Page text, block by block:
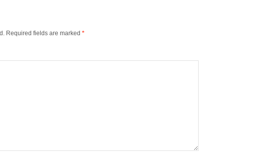
Required fields are marked *